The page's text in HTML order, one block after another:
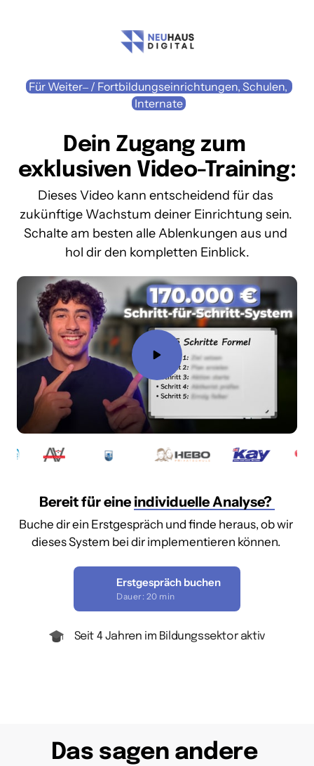
Für Weiter‒ / Fortbildungseinrichtungen,
Internate
Dein Zugang zum
exklusiven Video-Training:
Dieses Video kann entscheidend für das
zukünftige Wachstum deiner Einrichtung sein.
Schalte am besten alle Ablenkungen aus und
hol dir den kompletten Einblick.
Bereit für eine individuelle Analyse?
Buche dir ein Erstgespräch und finde heraus, ob wir
dieses System bei dir implementieren können.
Erstgespräch buchen
Dauer: 20 min
Seit 4 Jahren im Bildungssektor aktiv
Das sagen andere